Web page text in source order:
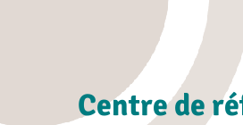
Centre de